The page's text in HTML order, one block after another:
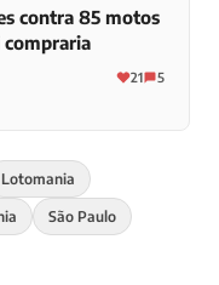
contra 85 motos
compraria
21 5
Lotomania
São Paulo